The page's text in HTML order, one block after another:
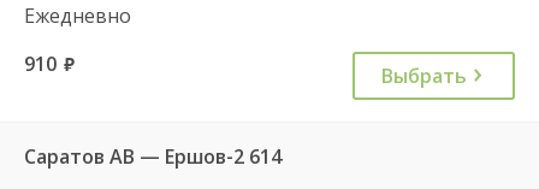
Ежедневно
910 руб. Выбрать
Саратов АВ — Ершов-2 614